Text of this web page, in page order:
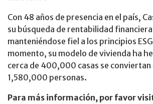
Con 48 años de presencia en el país,
su búsqueda de rentabilidad
manteniéndose fiel a los principios
momento, su modelo de vivienda ha
cerca de 400,000 casas se conviertan
1,580,000 personas.
Para más información, por favor